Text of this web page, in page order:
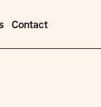
Contact